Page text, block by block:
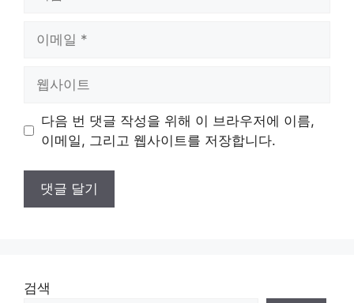
트
다음 번 댓글 작성을 위해 이 브라우저에 이름,
이메일, 그리고 웹사이트를 저장합니다.
검색